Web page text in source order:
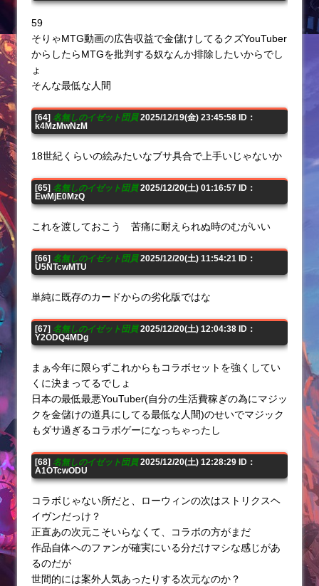
59
そりゃMTG動画の広告収益で金儲けしてるクズYouTuber
からしたらMTGを批判する奴なんか排除したいからでし
ょ
そんな最低な人間
[64] 名無しのイゼット団員2025/12/19(金) 23:45:58 ID：
k4MzMwNzM
18世紀くらいの絵みたいなブサ具合で上手いじゃないか
[65] 名無しのイゼット団員2025/12/20(土) 01:16:57 ID：
EwMjE0MzQ
これを渡しておこう 苦痛に耐えられぬ時のむがいい
[66] 名無しのイゼット団員2025/12/20(土) 11:54:21 ID：
U5NTcwMTU
単純に既存のカードからの劣化版ではな
[67] 名無しのイゼット団員2025/12/20(土) 12:04:38 ID：
Y2ODQ4MDg
まぁ今年に限らずこれからもコラボセットを強くしてい
くに決まってるでしょ
日本の最低最悪YouTuber(自分の生活費稼ぎの為にマジッ
クを金儲けの道具にしてる最低な人間)のせいでマジック
もダサ過ぎるコラボゲーになっちゃったし
[68] 名無しのイゼット団員2025/12/20(土) 12:28:29 ID：
A1OTcwODU
コラボじゃない所だと、ローウィンの次はストリクスヘ
イヴンだっけ？
正直あの次元こそいらなくて、コラボの方がまだ
作品自体へのファンが確実にいる分だけマシな感じがあ
るのだが
世間的には案外人気あったりする次元なのか？